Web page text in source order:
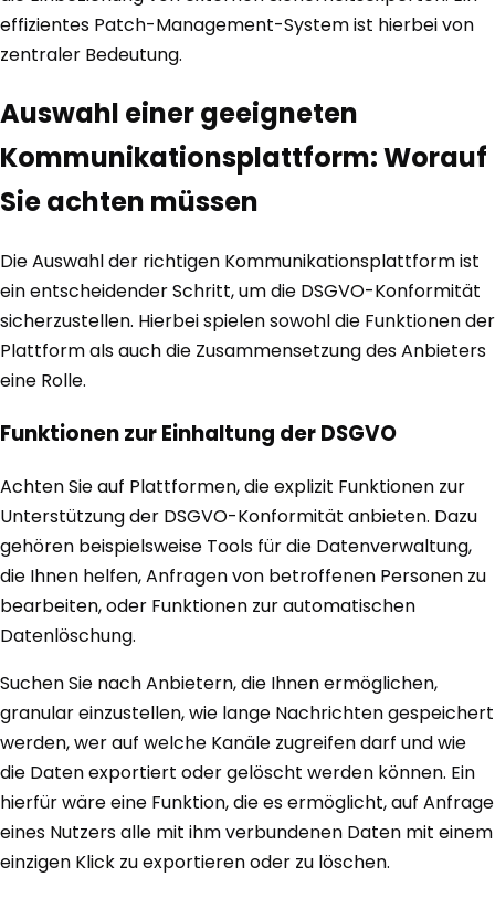
effizientes Patch-Management-System ist hierbei von
zentraler Bedeutung.
Auswahl einer geeigneten
Kommunikationsplattform: Worauf
Sie achten müssen
Die Auswahl der richtigen Kommunikationsplattform ist
ein entscheidender Schritt, um die DSGVO-Konformität
sicherzustellen. Hierbei spielen sowohl die Funktionen der
Plattform als auch die Zusammensetzung des Anbieters
eine Rolle.
Funktionen zur Einhaltung der DSGVO
Achten Sie auf Plattformen, die explizit Funktionen zur
Unterstützung der DSGVO-Konformität anbieten. Dazu
gehören beispielsweise Tools für die Datenverwaltung,
die Ihnen helfen, Anfragen von betroffenen Personen zu
bearbeiten, oder Funktionen zur automatischen
Datenlöschung.
Suchen Sie nach Anbietern, die Ihnen ermöglichen,
granular einzustellen, wie lange Nachrichten gespeichert
werden, wer auf welche Kanäle zugreifen darf und wie
die Daten exportiert oder gelöscht werden können. Ein
hierfür wäre eine Funktion, die es ermöglicht, auf Anfrage
eines Nutzers alle mit ihm verbundenen Daten mit einem
einzigen Klick zu exportieren oder zu löschen.